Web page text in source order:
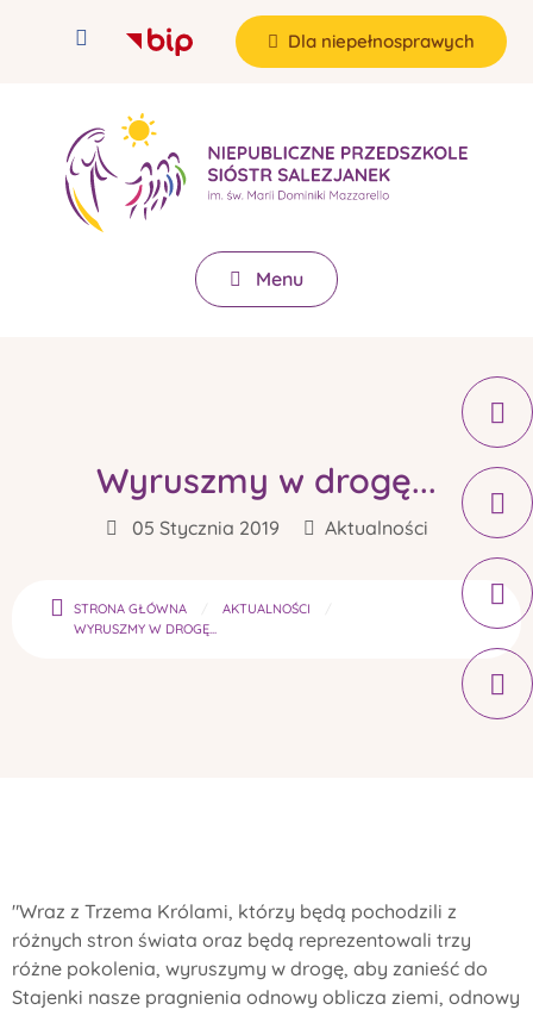
Dla niepełnosprawych
Menu
Wyruszmy w drogę...
05 Stycznia 2019 Aktualności
STRONA GŁÓWNA
AKTUALNOŚCI
WYRUSZMY W DROGĘ...
"Wraz z Trzema Królami, którzy będą pochodzili z
różnych stron świata oraz będą reprezentowali trzy
różne pokolenia, wyruszymy w drogę, aby zanieść do
Stajenki nasze pragnienia odnowy oblicza ziemi, odnowy